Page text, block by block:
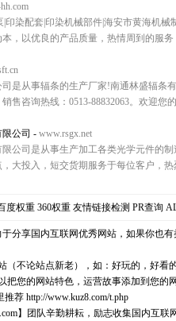
|印染配套|印染机械部件|海安市黄海机
，以优良的产品质量，热情周到的服务
是从事辐条的生产厂家!南通林盛辐条
售咨询热线：0513-88832063。欢迎您
公司 - www.rsgx.net
公司是从事生产加工各类光学元件的
大投入，短交货期服务于每位客户，
度权重 360权重 友情链接检测 PR查询
于分享国内互联网优秀网站，如果你也
（不论站点新老），如：好玩的，好
把您的网站特色，运营故事添加到您
推荐 http://www.kuz8.com/t.php
】团队辛勤耕耘，励志收集国内互